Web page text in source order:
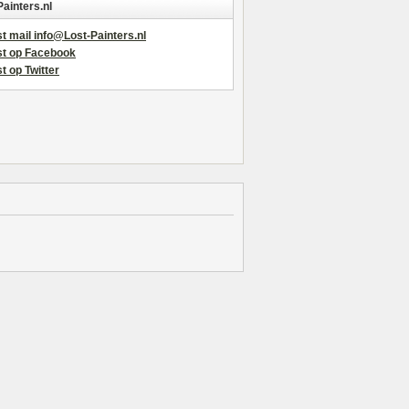
mail info@Lost-Painters.nl
op Facebook
op Twitter